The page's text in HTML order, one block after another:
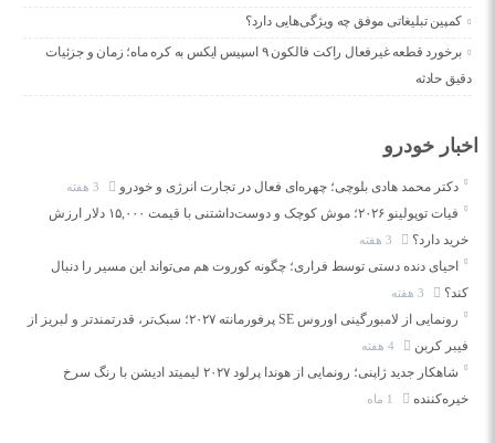
کمپین تبلیغاتی موفق چه ویژگی‌هایی دارد؟
برخورد قطعه غیرفعال راکت فالکون ۹ اسپیس ایکس به کره ماه؛ زمان و جزئیات
دقیق حادثه
اخبار خودرو
دکتر محمد هادی بلوچی؛ چهره‌ای فعال در تجارت انرژی و خودرو
فیات توپولینو ۲۰۲۶؛ موش کوچک و دوست‌داشتنی با قیمت ۱۵,۰۰۰ دلار ارزش
خرید دارد؟
احیای دنده دستی توسط فراری؛ چگونه کوروت هم می‌تواند این مسیر را دنبال
کند؟
رونمایی از لامبورگینی اوروس SE پرفورمانته ۲۰۲۷؛ سبک‌تر، قدرتمندتر و لبریز از
فیبر کربن
شاهکار جدید ژاپنی؛ رونمایی از هوندا پرلود ۲۰۲۷ لیمیتد ادیشن با رنگ سرخ
خیره‌کننده